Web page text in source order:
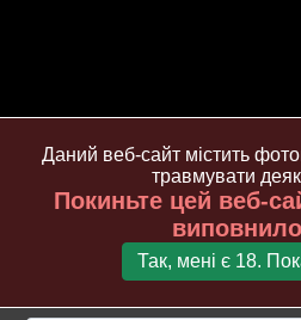
Даний веб-сайт містить
травмувати
Покиньте цей веб-
Так, мені є 18.